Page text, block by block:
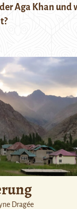
Aga Khan und
Dragée